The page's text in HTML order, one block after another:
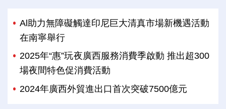
Al助力無障礙觸達印尼巨大清真市場新機遇活動
在南寧舉行
2025年“惠”玩夜廣西服務消費季啟動 推出超300
場夜間特色促消費活動
2024年廣西外貿進出口首次突破7500億元